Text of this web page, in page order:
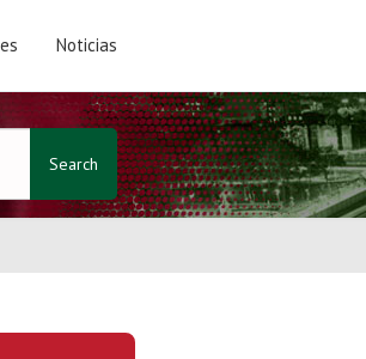
Noticias
Search